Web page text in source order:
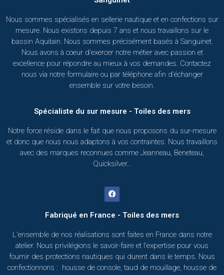
Nous sommes spécialisés en sellerie nautique et en confections sur
mesure. Nous existons depuis 7 ans et nous travaillons sur le
bassin Aquitain. Nous sommes précisément basés à Sanguinet.
Nous avons à coeur d’exercer notre métier avec passion et
excellence pour répondre au mieux à vos demandes. Contactez
nous via notre formulaire ou par téléphone afin d’échanger
ensemble sur votre besoin.
Spécialiste du sur mesure - Toiles des mers
Notre force réside dans le fait que nous proposons du sur-mesure
et donc que nous nous adaptons à vos contraintes. Nous travaillons
avec des marques reconnues comme Jeanneau, Beneteau,
Quicksilver…
Fabriqué en France - Toiles des mers
L’ensemble de nos réalisations sont faites en France dans notre
atelier. Nous privilégions le savoir-faire et l’expertise pour vous
fournir des protections nautiques qui durent dans le temps. Nous
confectionnons : housse de console, taud de mouillage, housse de